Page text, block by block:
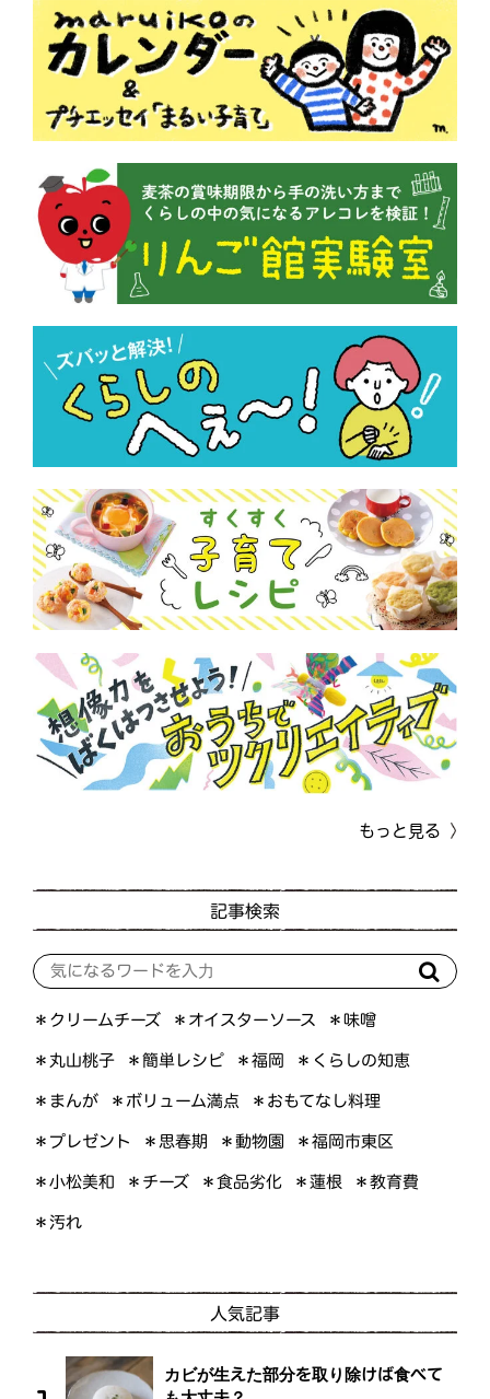
もっと見る
記事検索
＊クリームチーズ ＊オイスターソース ＊味噌
＊丸山桃子 ＊簡単レシピ ＊福岡 ＊くらしの知恵
＊まんが ＊ボリューム満点 ＊おもてなし料理
＊プレゼント ＊思春期 ＊動物園 ＊福岡市東区
＊小松美和 ＊チーズ ＊食品劣化 ＊蓮根 ＊教育費
＊汚れ
人気記事
カビが生えた部分を取り除けば食べて